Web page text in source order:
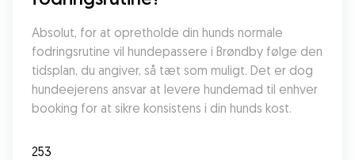
Absolut, for at opretholde din hunds normale
fodringsrutine vil hundepassere i Brøndby følge den
tidsplan, du angiver, så tæt som muligt. Det er dog
hundeejerens ansvar at levere hundemad til enhver
booking for at sikre konsistens i din hunds kost.
253